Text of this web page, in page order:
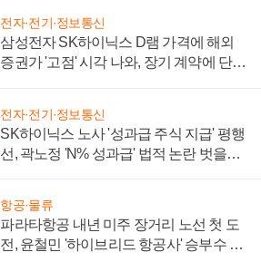
전자·전기·정보통신
삼성전자 SK하이닉스 D램 가격에 해외
증권가 '고점' 시각 나와, 장기 계약에 단점
전자·전기·정보통신
SK하이닉스 노사 '성과급 주식 지급' 평행
선, 곽노정 'N% 성과급' 법적 논란 벗을지
항공·물류
파라타항공 내년 미주 장거리 노선 첫 도
전, 윤철민 '하이브리드 항공사' 승부수 통